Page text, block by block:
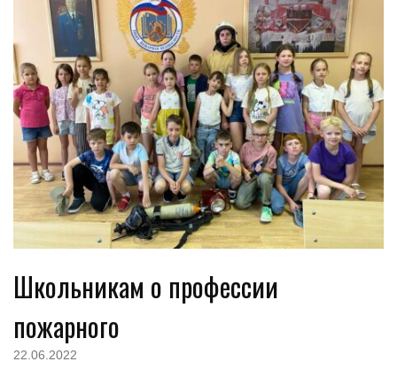
Школьникам о профессии
пожарного
22.06.2022